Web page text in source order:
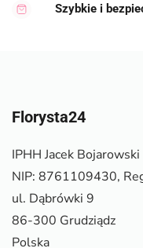
Szybkie i
Florysta24
IPHH Jacek Bojarowski
NIP: 8761109430,
ul. Dąbrówki 9
86-300 Grudziądz
Polska